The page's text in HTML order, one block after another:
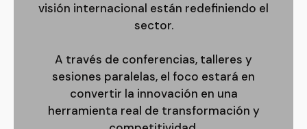
visión internacional están redefiniendo el
sector.
A través de conferencias, talleres y
sesiones paralelas, el foco estará en
convertir la innovación en una
herramienta real de transformación y